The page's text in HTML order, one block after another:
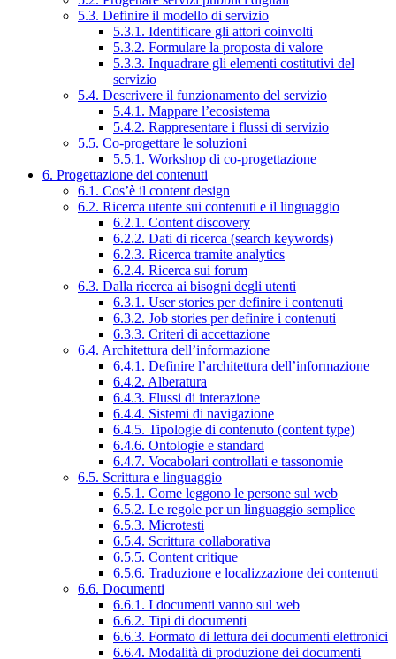
5.3. Definire il modello di servizio
5.3.1. Identificare gli attori coinvolti
5.3.2. Formulare la proposta di valore
5.3.3. Inquadrare gli elementi costitutivi del
servizio
5.4. Descrivere il funzionamento del servizio
5.4.1. Mappare l’ecosistema
5.4.2. Rappresentare i flussi di servizio
5.5. Co-progettare le soluzioni
5.5.1. Workshop di co-progettazione
6. Progettazione dei contenuti
6.1. Cos’è il content design
6.2. Ricerca utente sui contenuti e il linguaggio
6.2.1. Content discovery
6.2.2. Dati di ricerca (search keywords)
6.2.3. Ricerca tramite analytics
6.2.4. Ricerca sui forum
6.3. Dalla ricerca ai bisogni degli utenti
6.3.1. User stories per definire i contenuti
6.3.2. Job stories per definire i contenuti
6.3.3. Criteri di accettazione
6.4. Architettura dell’informazione
6.4.1. Definire l’architettura dell’informazione
6.4.2. Alberatura
6.4.3. Flussi di interazione
6.4.4. Sistemi di navigazione
6.4.5. Tipologie di contenuto (content type)
6.4.6. Ontologie e standard
6.4.7. Vocabolari controllati e tassonomie
6.5. Scrittura e linguaggio
6.5.1. Come leggono le persone sul web
6.5.2. Le regole per un linguaggio semplice
6.5.3. Microtesti
6.5.4. Scrittura collaborativa
6.5.5. Content critique
6.5.6. Traduzione e localizzazione dei contenuti
6.6. Documenti
6.6.1. I documenti vanno sul web
6.6.2. Tipi di documenti
6.6.3. Formato di lettura dei documenti elettronici
6.6.4. Modalità di produzione dei documenti